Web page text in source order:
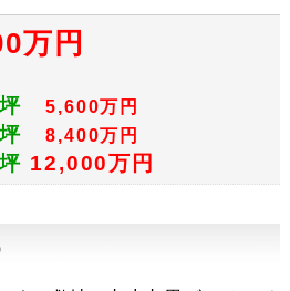
万円
5,600万円
8,400万円
12,000万円